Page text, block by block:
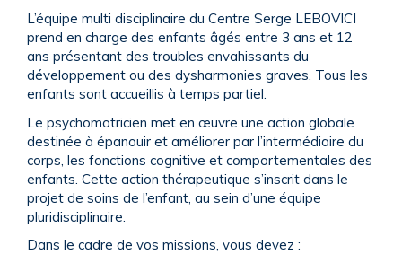
L’équipe multi disciplinaire du Centre Serge LEBOVICI
prend en charge des enfants âgés entre 3 ans et 12
ans présentant des troubles envahissants du
développement ou des dysharmonies graves. Tous les
enfants sont accueillis à temps partiel.
Le psychomotricien met en œuvre une action globale
destinée à épanouir et améliorer par l’intermédiaire du
corps, les fonctions cognitive et comportementales des
enfants. Cette action thérapeutique s’inscrit dans le
projet de soins de l’enfant, au sein d’une équipe
pluridisciplinaire.
Dans le cadre de vos missions, vous devez :